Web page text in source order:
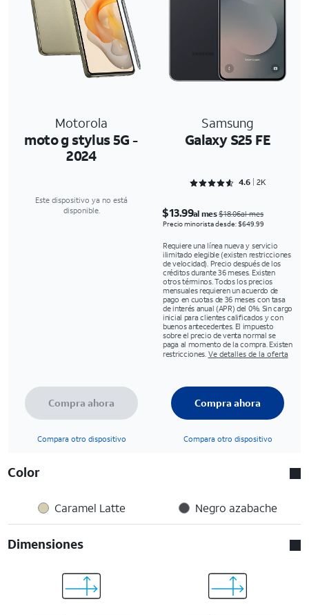
Motorola
moto g stylus 5G -
2024
Samsung
Galaxy S25 FE
Rated 4.6286 out of 5
4.6 2K
Este dispositivo ya no está
disponible.
$13.99al mes$18.06al mes
Precio minorista desde: $649.99
Requiere una línea nueva y servicio
ilimitado elegible (existen restricciones
de velocidad). Precio después de los
créditos durante 36 meses. Existen
otros términos. Todos los precios
mensuales requieren un acuerdo de
pago en cuotas de 36 meses con tasa
de interés anual (APR) del 0%. Sin cargo
inicial para clientes calificados y con
buenos antecedentes. El impuesto
sobre el precio de venta normal se
paga al momento de la compra. Existen
restricciones. Ve detalles de la oferta
Compra ahora
Compara otro dispositivo
Compra ahora
Compara otro dispositivo
Color
Caramel Latte Negro azabache
Dimensiones